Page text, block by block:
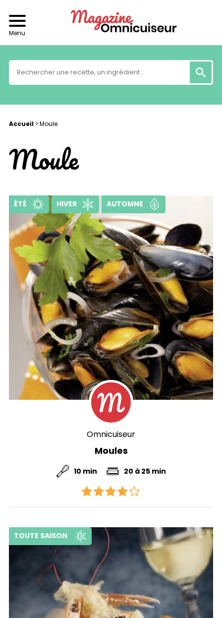
Menu
Accueil> Moule
Moule
Omnicuiseur
ÉTÉ HIVER AUTOMNE
Moules
10 min 20 à 25 min
TOUTE SAISON